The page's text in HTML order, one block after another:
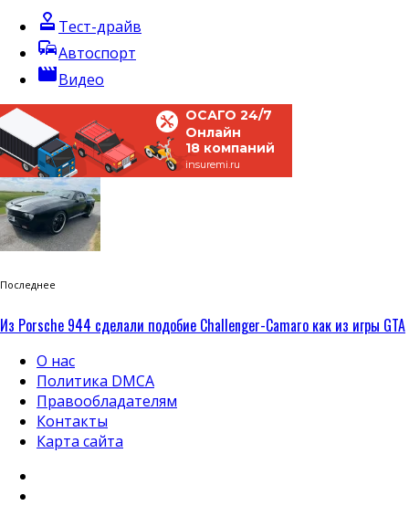
approval Тест-драйв
commuteАвтоспорт
movieВидео
ОСАГО 24/7
Онлайн
18 компаний
insuremi.ru
Последнее
Из Porsche 944 сделали подобие Challenger-Camaro как из игры GTA
О нас
Политика DMCA
Правообладателям
Контакты
Карта сайта